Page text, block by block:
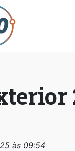
às 09:54